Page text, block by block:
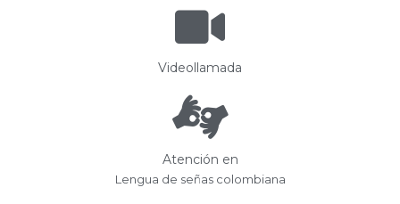
Videollamada
Atención en
Lengua de señas colombiana